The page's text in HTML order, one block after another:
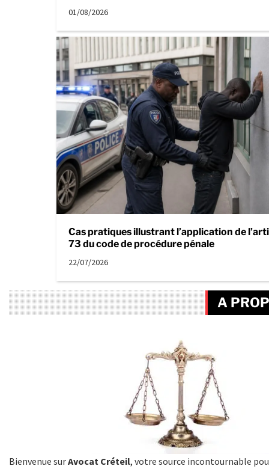
01/08/2026
Cas pratiques illustrant l’application de
73 du code de procédure pénale
22/07/2026
A
Bienvenue surAvocat Créteil, votre source incontournable